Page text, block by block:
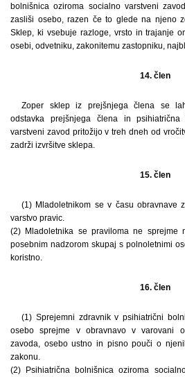
bolnišnica oziroma socialno varstveni
zasliši osebo, razen če to glede na njeno
Sklep, ki vsebuje razloge, vrsto in trajanje
osebi, odvetniku, zakonitemu zastopniku,
14. člen
Zoper sklep iz prejšnjega člena se
odstavka prejšnjega člena in
varstveni zavod pritožijo v treh dneh od
zadrži izvršitve sklepa.
15. člen
(1) Mladoletnikom se v času obravnave
varstvo pravic.
(2) Mladoletnika se praviloma ne sprejme
posebnim nadzorom skupaj s polnoletnimi
koristno.
16. člen
(1) Sprejemni zdravnik v psihiatrični
osebo sprejme v obravnavo v varovani
zavoda, osebo ustno in pisno pouči o
zakonu.
(2) Psihiatrična bolnišnica oziroma